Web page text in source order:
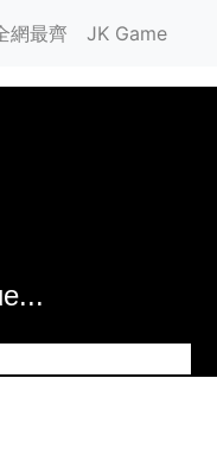
網最齊 JK Game